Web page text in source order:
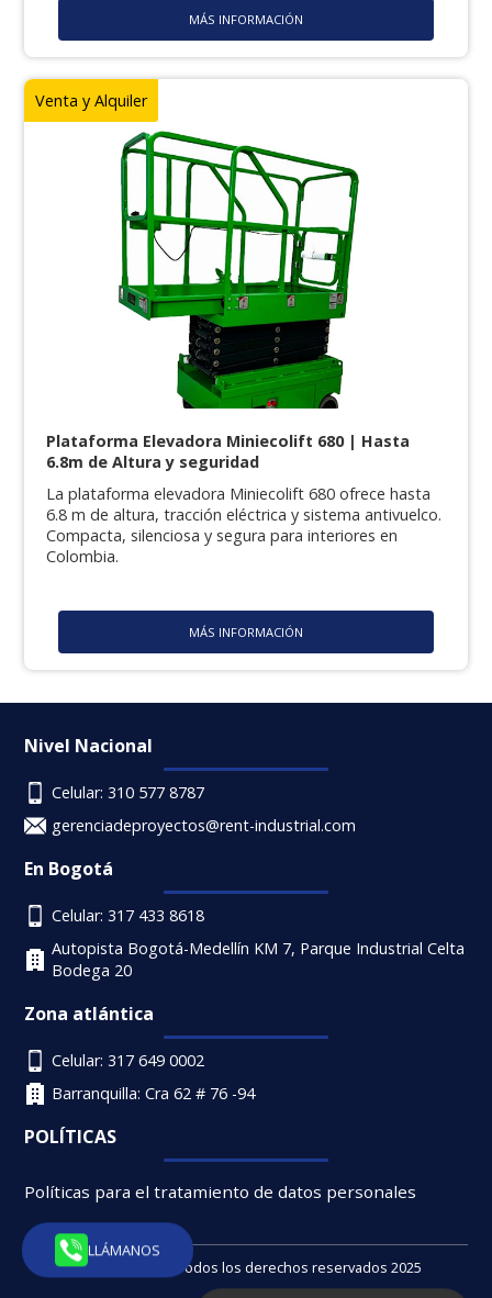
MÁS INFORMACIÓN
Venta y Alquiler
Plataforma Elevadora Miniecolift 680 | Hasta
6.8m de Altura y seguridad
La plataforma elevadora Miniecolift 680 ofrece hasta
6.8 m de altura, tracción eléctrica y sistema antivuelco.
Compacta, silenciosa y segura para interiores en
Colombia.
MÁS INFORMACIÓN
Nivel Nacional
Celular: 310 577 8787
gerenciadeproyectos@rent-industrial.com
En Bogotá
Celular: 317 433 8618
Autopista Bogotá-Medellín KM 7, Parque Industrial Celta
Bodega 20
Zona atlántica
Celular: 317 649 0002
Barranquilla: Cra 62 # 76 -94
POLÍTICAS
Políticas para el tratamiento de datos personales
Rent Industrial - Todos los derechos reservados 2025
LLÁMANOS